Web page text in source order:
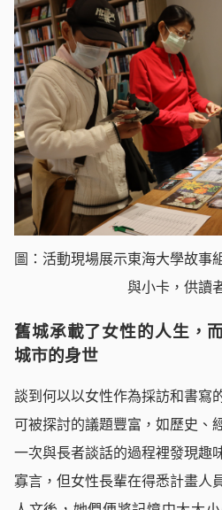
圖：活動現場展示東海大學故事
與小卡，供讀
舊城承載了女性的人生，
城市的身世
談到何以以女性作為採訪和書寫
可被探討的議題豐富，如歷史、
一次與長者談話的過程裡發現趣
寡言，但女性長輩在得悉計畫人